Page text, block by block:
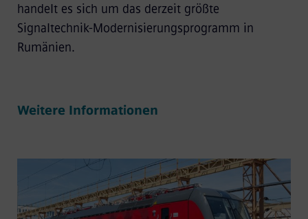
handelt es sich um das derzeit größte
Signaltechnik-Modernisierungsprogramm in
Rumänien.
Weitere Informationen